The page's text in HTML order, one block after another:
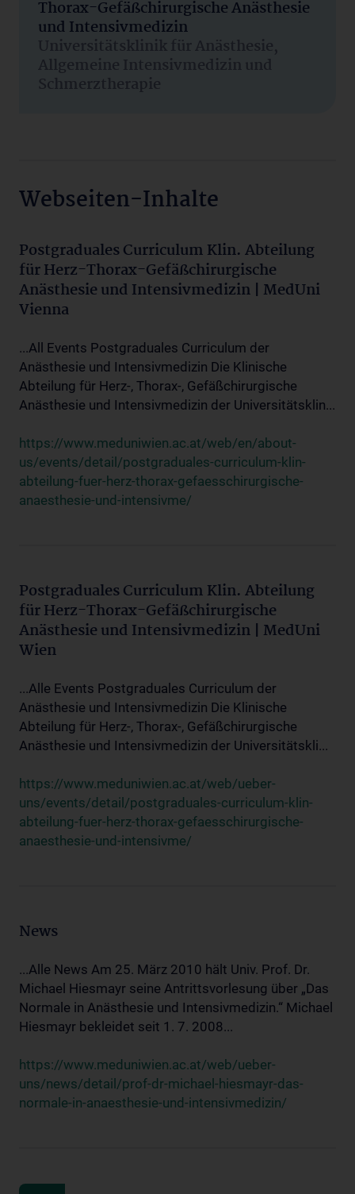
Thorax-Gefäßchirurgische Anästhesie
und Intensivmedizin
Universitätsklinik für Anästhesie,
Allgemeine Intensivmedizin und
Schmerztherapie
Webseiten-Inhalte
Postgraduales Curriculum Klin. Abteilung
für Herz-Thorax-Gefäßchirurgische
Anästhesie und Intensivmedizin | MedUni
Vienna
...All Events Postgraduales Curriculum der
Anästhesie und Intensivmedizin Die Klinische
Abteilung für Herz-, Thorax-, Gefäßchirurgische
Anästhesie und Intensivmedizin der Universitätsklin...
https://www.meduniwien.ac.at/web/en/about-
us/events/detail/postgraduales-curriculum-klin-
abteilung-fuer-herz-thorax-gefaesschirurgische-
anaesthesie-und-intensivme/
Postgraduales Curriculum Klin. Abteilung
für Herz-Thorax-Gefäßchirurgische
Anästhesie und Intensivmedizin | MedUni
Wien
...Alle Events Postgraduales Curriculum der
Anästhesie und Intensivmedizin Die Klinische
Abteilung für Herz-, Thorax-, Gefäßchirurgische
Anästhesie und Intensivmedizin der Universitätskli...
https://www.meduniwien.ac.at/web/ueber-
uns/events/detail/postgraduales-curriculum-klin-
abteilung-fuer-herz-thorax-gefaesschirurgische-
anaesthesie-und-intensivme/
News
...Alle News Am 25. März 2010 hält Univ. Prof. Dr.
Michael Hiesmayr seine Antrittsvorlesung über „Das
Normale in Anästhesie und Intensivmedizin.“ Michael
Hiesmayr bekleidet seit 1. 7. 2008...
https://www.meduniwien.ac.at/web/ueber-
uns/news/detail/prof-dr-michael-hiesmayr-das-
normale-in-anaesthesie-und-intensivmedizin/